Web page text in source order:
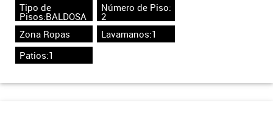
Tipo de
Pisos:BALDOSA
Número de Piso:
2
Zona Ropas
Lavamanos:1
Patios:1